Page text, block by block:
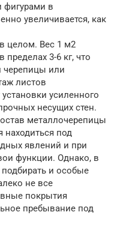
фигурами в
увеличивается, как
целом. Вес 1 м2
3-6 кг, что
черепицы или
листов
усиленного
несущих стен.
металлочерепицы
находиться под
явлений и при
функции. Однако, в
подбирать и особые
не все
покрытия
пребывание под